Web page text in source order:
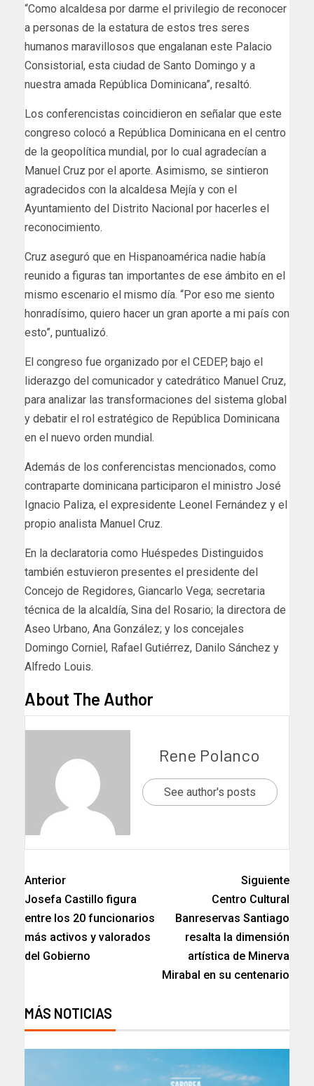
“Como alcaldesa por darme el privilegio de reconocer
a personas de la estatura de estos tres seres
humanos maravillosos que engalanan este Palacio
Consistorial, esta ciudad de Santo Domingo y a
nuestra amada República Dominicana”, resaltó.
Los conferencistas coincidieron en señalar que este
congreso colocó a República Dominicana en el centro
de la geopolítica mundial, por lo cual agradecían a
Manuel Cruz por el aporte. Asimismo, se sintieron
agradecidos con la alcaldesa Mejía y con el
Ayuntamiento del Distrito Nacional por hacerles el
reconocimiento.
Cruz aseguró que en Hispanoamérica nadie había
reunido a figuras tan importantes de ese ámbito en el
mismo escenario el mismo día. “Por eso me siento
honradísimo, quiero hacer un gran aporte a mi país con
esto”, puntualizó.
El congreso fue organizado por el CEDEP, bajo el
liderazgo del comunicador y catedrático Manuel Cruz,
para analizar las transformaciones del sistema global
y debatir el rol estratégico de República Dominicana
en el nuevo orden mundial.
Además de los conferencistas mencionados, como
contraparte dominicana participaron el ministro José
Ignacio Paliza, el expresidente Leonel Fernández y el
propio analista Manuel Cruz.
En la declaratoria como Huéspedes Distinguidos
también estuvieron presentes el presidente del
Concejo de Regidores, Giancarlo Vega; secretaria
técnica de la alcaldía, Sina del Rosario; la directora de
Aseo Urbano, Ana González; y los concejales
Domingo Corniel, Rafael Gutiérrez, Danilo Sánchez y
Alfredo Louis.
About The Author
Rene Polanco
See author's posts
Anterior
Josefa Castillo figura
entre los 20 funcionarios
más activos y valorados
del Gobierno
Siguiente
Centro Cultural
Banreservas Santiago
resalta la dimensión
artística de Minerva
Mirabal en su centenario
MÁS NOTICIAS